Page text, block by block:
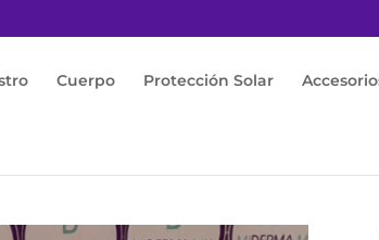
Cuerpo Protección Solar